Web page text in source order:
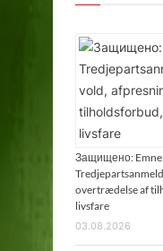
Защищено: Emne:
overtrædelse af
livsfare
03.08.2026